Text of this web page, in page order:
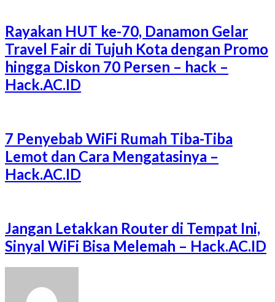
Rayakan HUT ke-70, Danamon Gelar
Travel Fair di Tujuh Kota dengan Promo
hingga Diskon 70 Persen – hack –
Hack.AC.ID
7 Penyebab WiFi Rumah Tiba-Tiba
Lemot dan Cara Mengatasinya –
Hack.AC.ID
Jangan Letakkan Router di Tempat Ini,
Sinyal WiFi Bisa Melemah – Hack.AC.ID